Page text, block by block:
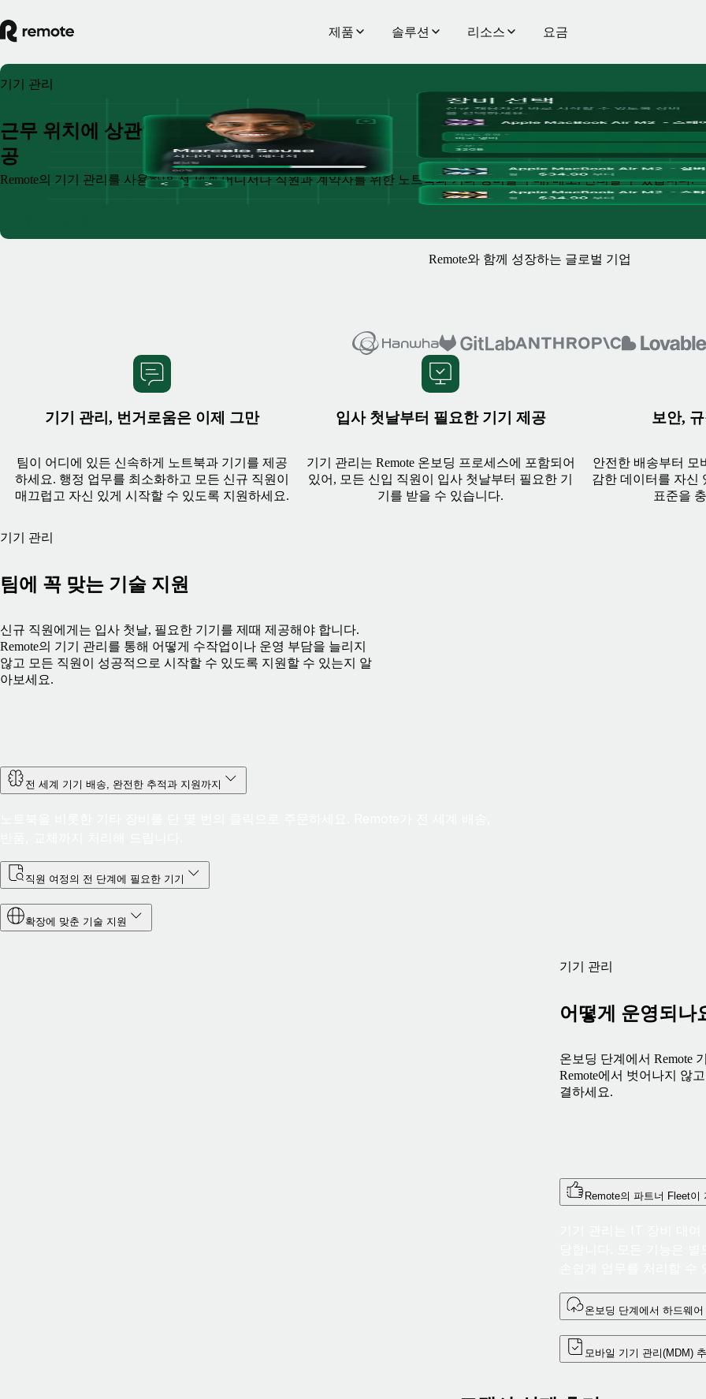
제품 솔루션 리소스 요금
기기 관리
근무 위치에 상관없이 팀에게 적절한 기기 제
공
Remote의 기기 관리를 사용하면 전 세계 어디서나 직원과 계약자를 위한 노트북과 기타 장비를 구매, 배포, 관리할 수 있습니다.
Remote와 함께 성장하는 글로벌 기업
기기 관리, 번거로움은 이제 그만
팀이 어디에 있든 신속하게 노트북과 기기를 제공
하세요. 행정 업무를 최소화하고 모든 신규 직원이
매끄럽고 자신 있게 시작할 수 있도록 지원하세요.
입사 첫날부터 필요한 기기 제공
기기 관리는 Remote 온보딩 프로세스에 포함되어
있어, 모든 신입 직원이 입사 첫날부터 필요한 기
기를 받을 수 있습니다.
보안,
안전한 배송부터 모
감한 데이터를 자신
표준을
기기 관리
팀에 꼭 맞는 기술 지원
신규 직원에게는 입사 첫날, 필요한 기기를 제때 제공해야 합니다.
Remote의 기기 관리를 통해 어떻게 수작업이나 운영 부담을 늘리지
않고 모든 직원이 성공적으로 시작할 수 있도록 지원할 수 있는지 알
아보세요.
전 세계 기기 배송, 완전한 추적과 지원까지
직원 여정의 전 단계에 필요한 기기
확장에 맞춘 기술 지원
기기 관리
어떻게 운영되나
온보딩 단계에서 Remote
Remote에서 벗어나지 않
결하세요.
Remote의 파트너 Fleet이
온보딩 단계에서 하드웨어
모바일 기기 관리(MDM)